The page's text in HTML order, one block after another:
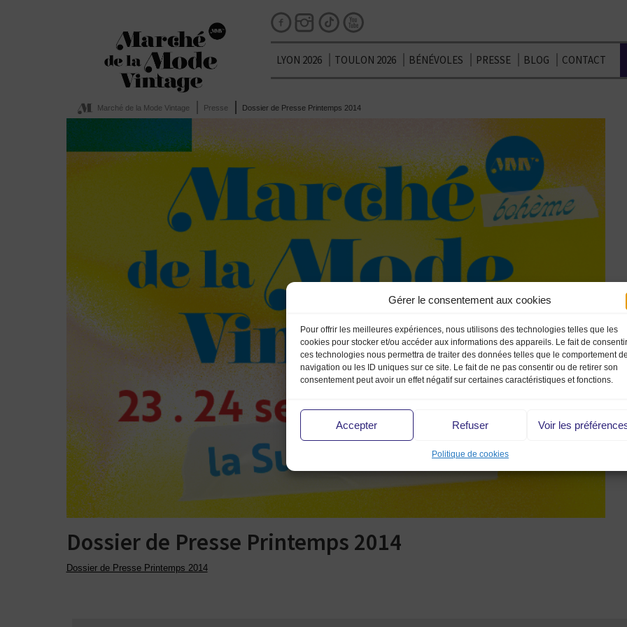
Gérer le consentement aux cookies
Pour offrir les meilleures expériences, nous utilisons des technologies telles que les
cookies pour stocker et/ou accéder aux informations des appareils. Le fait de
ces technologies nous permettra de traiter des données telles que le comportement de
navigation ou les ID uniques sur ce site. Le fait de ne pas consentir ou de retirer son
consentement peut avoir un effet négatif sur certaines caractéristiques et fonctions.
Accepter Refuser Voir les
Politique de cookies
LYON 2026 TOULON 2026 BÉNÉVOLES PRESSE BLOG CONTACT
Marché de la Mode Vintage Presse Dossier de Presse Printemps 2014
Dossier de Presse Printemps 2014
Dossier de Presse Printemps 2014